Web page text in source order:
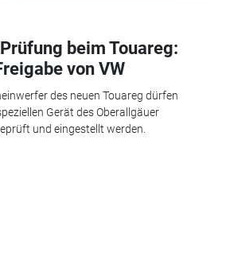
beim Touareg:
von VW
des neuen Touareg dürfen
Gerät des Oberallgäuer
und eingestellt werden.